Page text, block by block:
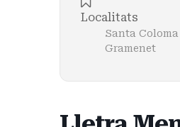
Localitats
Santa Coloma
Gramenet